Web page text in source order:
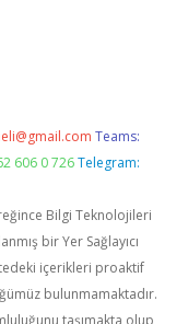
Teams:
606 0 726 Telegram:
Bilgi Teknolojileri
bir Yer Sağlayıcı
içerikleri proaktif
bulunmamaktadır.
taşımakta olup,